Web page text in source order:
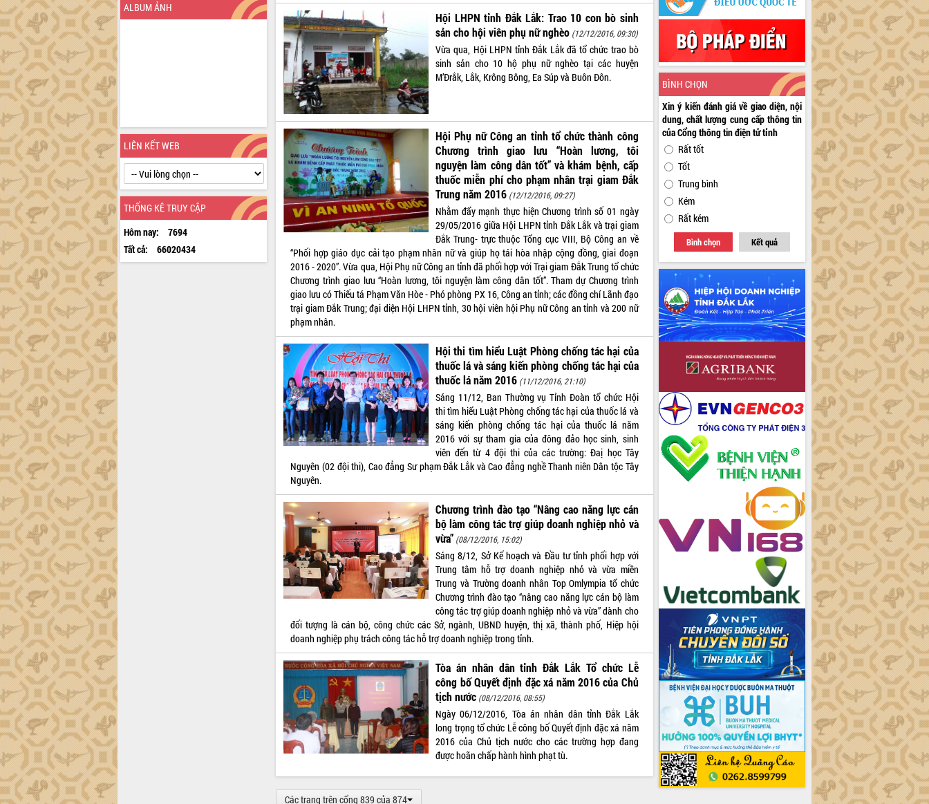
ALBUM ẢNH
LIÊN KẾT WEB
THỐNG KÊ TRUY CẬP
Hôm nay:
7694
Tất cả:
66020434
Hội LHPN tỉnh Đắk Lắk: Trao 10 con bò sinh
sản cho hội viên phụ nữ nghèo (12/12/2016, 09:30)
Vừa qua, Hội LHPN tỉnh Đắk Lắk đã tổ chức trao bò
sinh sản cho 10 hộ phụ nữ nghèo tại các huyện
M’Đrắk, Lắk, Krông Bông, Ea Súp và Buôn Đôn.
Hội Phụ nữ Công an tỉnh tổ chức thành công
Chương trình giao lưu “Hoàn lương, tôi
nguyện làm công dân tốt” và khám bệnh, cấp
thuốc miễn phí cho phạm nhân trại giam Đắk
Trung năm 2016 (12/12/2016, 09:27)
Nhằm đẩy mạnh thực hiện Chương trình số 01 ngày
29/05/2016 giữa Hội LHPN tỉnh Đắk Lắk và trại giam
Đắk Trung- trực thuộc Tổng cục VIII, Bộ Công an về
“Phối hợp giáo dục cải tạo phạm nhân nữ và giúp họ tái hòa nhập cộng đồng, giai đoạn
2016 - 2020”. Vừa qua, Hội Phụ nữ Công an tỉnh đã phối hợp với Trại giam Đắk Trung tổ chức
Chương trình giao lưu “Hoàn lương, tôi nguyện làm công dân tốt”. Tham dự Chương trình
giao lưu có Thiếu tá Phạm Văn Hòe - Phó phòng PX 16, Công an tỉnh; các đồng chí Lãnh đạo
trại giam Đắk Trung; đại diện Hội LHPN tỉnh, 30 hội viên hội Phụ nữ Công an tỉnh và 200 nữ
phạm nhân.
Hội thi tìm hiểu Luật Phòng chống tác hại của
thuốc lá và sáng kiến phòng chống tác hại của
thuốc lá năm 2016 (11/12/2016, 21:10)
Sáng 11/12, Ban Thường vụ Tỉnh Đoàn tổ chức Hội
thi tìm hiểu Luật Phòng chống tác hại của thuốc lá và
sáng kiến phòng chống tác hại của thuốc lá năm
2016 với sự tham gia của đông đảo học sinh, sinh
viên đến từ 4 đội thi của các trường: Đaị học Tây
Nguyên (02 đội thi), Cao đẳng Sư phạm Đắk Lắk và Cao đẳng nghề Thanh niên Dân tộc Tây
Nguyên.
Chương trình đào tạo “Nâng cao năng lực cán
bộ làm công tác trợ giúp doanh nghiệp nhỏ và
vừa” (08/12/2016, 15:02)
Sáng 8/12, Sở Kế hoạch và Đầu tư tỉnh phối hợp với
Trung tâm hỗ trợ doanh nghiệp nhỏ và vừa miền
Trung và Trường doanh nhân Top Omlympia tổ chức
Chương trình đào tạo “nâng cao năng lực cán bộ làm
công tác trợ giúp doanh nghiệp nhỏ và vừa” dành cho
đối tượng là cán bộ, công chức các Sở, ngành, UBND huyện, thị xã, thành phố, Hiệp hội
doanh nghiệp phụ trách công tác hỗ trợ doanh nghiệp trong tỉnh.
Tòa án nhân dân tỉnh Đắk Lắk Tổ chức Lễ
công bố Quyết định đặc xá năm 2016 của Chủ
tịch nước (08/12/2016, 08:55)
Ngày 06/12/2016, Tòa án nhân dân tỉnh Đắk Lắk
long trọng tổ chức Lễ công bố Quyết định đặc xá năm
2016 của Chủ tịch nước cho các trường hợp đang
được hoãn chấp hành hình phạt tù.
Các trang trên cổng 839 của 874
BÌNH CHỌN
Xin ý kiến đánh giá về giao diện, nội
dung, chất lượng cung cấp thông tin
của Cổng thông tin điện tử tỉnh
Rất tốt
Tốt
Trung bình
Kém
Rất kém
Bình chọn Kết quả